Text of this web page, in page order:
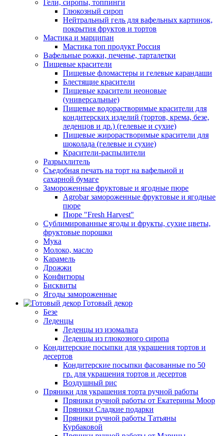
Гели, сиропы, топпинги
Глюкозный сироп
Нейтральный гель для вафельных картинок,
покрытия фруктов и тортов
Мастика и марципан
Мастика топ продукт Россия
Вафельные рожки, печенье, тарталетки
Пищевые красители
Пищевые фломастеры и гелевые карандаши
Блестящие красители
Пищевые красители неоновые
(универсальные)
Пищевые водорастворимые красители для
кондитерских изделий (тортов, крема, безе,
леденцов и др.) (гелевые и сухие)
Пищевые жирорастворимые красители для
шоколада (гелевые и сухие)
Красители-распылители
Разрыхлитель
Съедобная печать на торт на вафельной и
сахарной бумаге
Замороженные фруктовые и ягодные пюре
Agrobar замороженные фруктовые и ягодные
пюре
Пюре "Fresh Harvest"
Сублимированные ягоды и фрукты, сухие цветы,
фруктовые порошки
Мука
Молоко, масло
Карамель
Дрожжи
Конфитюры
Бисквиты
Ягоды замороженные
Готовый декор
Безе
Леденцы
Леденцы из изомальта
Леденцы из глюкозного сиропа
Кондитерские посыпки для украшения тортов и
десертов
Кондитерские посыпки фасованные по 50
гр. для украшения тортов и десертов
Воздушный рис
Пряники для украшения торта ручной работы
Пряники ручной работы от Екатерины Моор
Пряники Сладкие подарки
Пряники ручной работы Татьяны
Курбаковой